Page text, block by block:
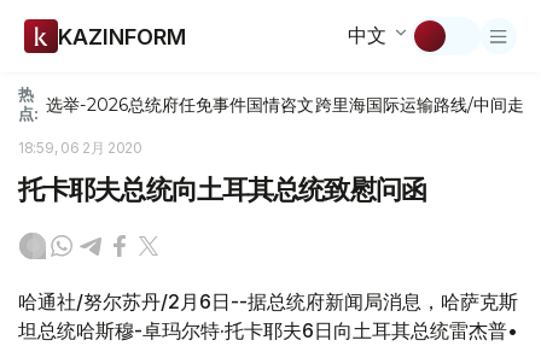
KAZINFORM 中文
热
点: 选举-2026总统府任免事件国情咨文跨里海国际运输路线/中间走廊
18:59, 06 2月 2020
托卡耶夫总统向土耳其总统致慰问函
哈通社/努尔苏丹/2月6日--据总统府新闻局消息，哈萨克斯
坦总统哈斯穆-卓玛尔特·托卡耶夫6日向土耳其总统雷杰普•